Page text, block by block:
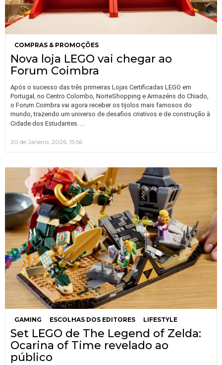
COMPRAS & PROMOÇÕES
Nova loja LEGO vai chegar ao
Forum Coimbra
Após o sucesso das três primeiras Lojas Certificadas LEGO em
Portugal, no Centro Colombo, NorteShopping e Armazéns do Chiado,
o Forum Coimbra vai agora receber os tijolos mais famosos do
mundo, trazendo um universo de desafios criativos e de construção à
Cidade dos Estudantes.
20 de Janeiro, 2026, 15:56
GAMING ESCOLHAS DOS EDITORES LIFESTYLE
Set LEGO de The Legend of Zelda:
Ocarina of Time revelado ao
público